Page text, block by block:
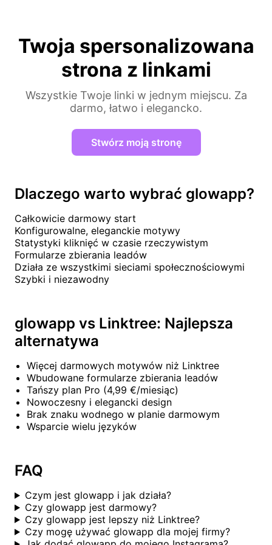
Twoja spersonalizowana
strona z linkami
Wszystkie Twoje linki w jednym miejscu. Za
darmo, łatwo i elegancko.
Stwórz moją stronę
Dlaczego warto wybrać glowapp?
Całkowicie darmowy start
Konfigurowalne, eleganckie motywy
Statystyki kliknięć w czasie rzeczywistym
Formularze zbierania leadów
Działa ze wszystkimi sieciami społecznościowymi
Szybki i niezawodny
glowapp vs Linktree: Najlepsza
alternatywa
Więcej darmowych motywów niż Linktree
Wbudowane formularze zbierania leadów
Tańszy plan Pro (4,99 €/miesiąc)
Nowoczesny i elegancki design
Brak znaku wodnego w planie darmowym
Wsparcie wielu języków
FAQ
Czym jest glowapp i jak działa?
Czy glowapp jest darmowy?
Czy glowapp jest lepszy niż Linktree?
Czy mogę używać glowapp dla mojej firmy?